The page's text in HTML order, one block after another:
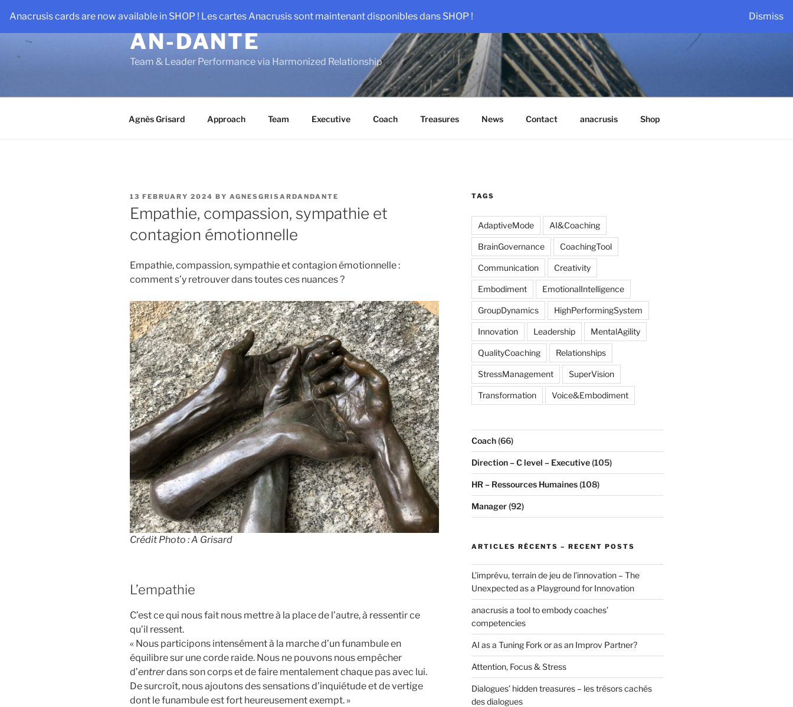
Anacrusis cards are now available in SHOP ! Les cartes Anacrusis sont maintenant disponibles dans SHOP ! Dismiss
content
AN-DANTE
Team & Leader Performance via Harmonized Relationship
Agnès Grisard Approach Team Executive Coach Treasures News Contact anacrusis Shop
POSTED
ON
13 FEBRUARY 2024 BY AGNESGRISARDANDANTE
Empathie, compassion, sympathie et
contagion émotionnelle
Empathie, compassion, sympathie et contagion émotionnelle :
comment s’y retrouver dans toutes ces nuances ?
Crédit Photo : A Grisard
L’empathie
C’est ce qui nous fait nous mettre à la place de l’autre, à ressentir ce
qu’il ressent.
« Nous participons intensément à la marche d’un funambule en
équilibre sur une corde raide. Nous ne pouvons nous empêcher
d’entrerdans son corps et de faire mentalement chaque pas avec lui.
De surcroît, nous ajoutons des sensations d’inquiétude et de vertige
dont le funambule est fort heureusement exempt. »
TAGS
AdaptiveMode AI&Coaching
BrainGovernance CoachingTool
Communication Creativity
Embodiment EmotionalIntelligence
GroupDynamics HighPerformingSystem
Innovation Leadership MentalAgility
QualityCoaching Relationships
StressManagement SuperVision
Transformation Voice&Embodiment
Coach(66)
Direction – C level – Executive(105)
HR – Ressources Humaines(108)
Manager(92)
ARTICLES RÉCENTS – RECENT POSTS
L’imprévu, terrain de jeu de l’innovation – The
Unexpected as a Playground for Innovation
anacrusis a tool to embody coaches’
competencies
AI as a Tuning Fork or as an Improv Partner?
Attention, Focus & Stress
Dialogues’ hidden treasures – les trésors cachés
des dialogues